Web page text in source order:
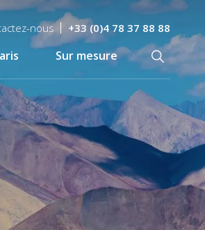
nous +33 (0)4 78 37 88 88
Sur mesure